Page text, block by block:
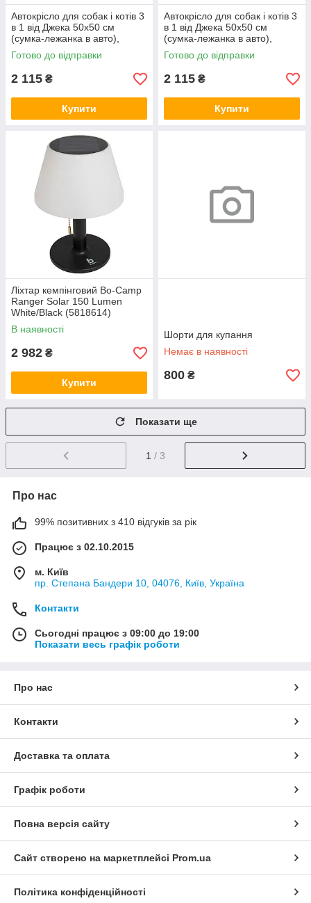
Автокрісло для собак і котів 3
в 1 від Джека 50х50 см
(сумка-лежанка в авто),
коричневе
Готово до відправки
2 115 ₴
Купити
Автокрісло для собак і котів 3
в 1 від Джека 50х50 см
(сумка-лежанка в авто),
графіт
Готово до відправки
2 115 ₴
Купити
Ліхтар кемпінговий Bo-Camp
Ranger Solar 150 Lumen
White/Black (5818614)
В наявності
2 982 ₴
Купити
Шорти для купання
Немає в наявності
800 ₴
Показати ще
1 / 3
Про нас
99% позитивних з 410 відгуків за рік
Працює з 02.10.2015
м. Київ
пр. Степана Бандери 10, 04076, Київ, Україна
Контакти
Сьогодні працює з 09:00 до 19:00
Показати весь графік роботи
Про нас
Контакти
Доставка та оплата
Графік роботи
Повна версія сайту
Сайт створено на маркетплейсі Prom.ua
Політика конфіденційності